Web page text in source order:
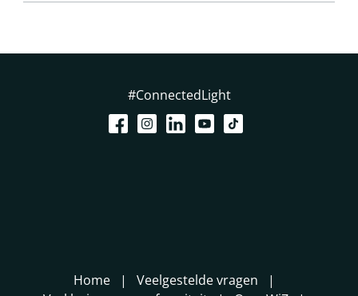
#ConnectedLight
Home
Veelgestelde vragen